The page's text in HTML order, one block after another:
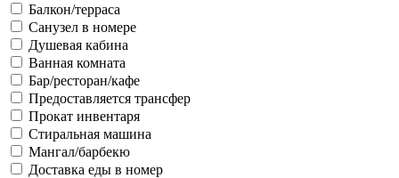
Балкон/терраса
Санузел в номере
Душевая кабина
Ванная комната
Бар/ресторан/кафе
Предоставляется трансфер
Прокат инвентаря
Стиральная машина
Мангал/барбекю
Доставка еды в номер